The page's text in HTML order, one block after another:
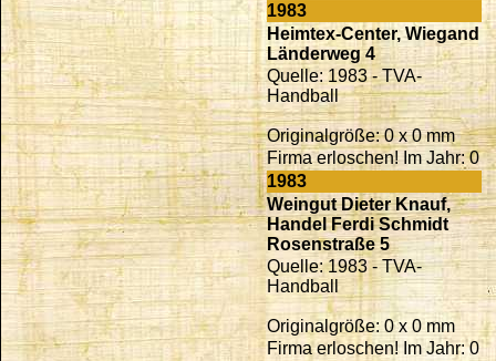
1983
Heimtex-Center, Wiegand
Länderweg 4
Quelle: 1983 - TVA-
Handball
Originalgröße: 0 x 0 mm
Firma erloschen! Im Jahr: 0
1983
Weingut Dieter Knauf,
Handel Ferdi Schmidt
Rosenstraße 5
Quelle: 1983 - TVA-
Handball
Originalgröße: 0 x 0 mm
Firma erloschen! Im Jahr: 0